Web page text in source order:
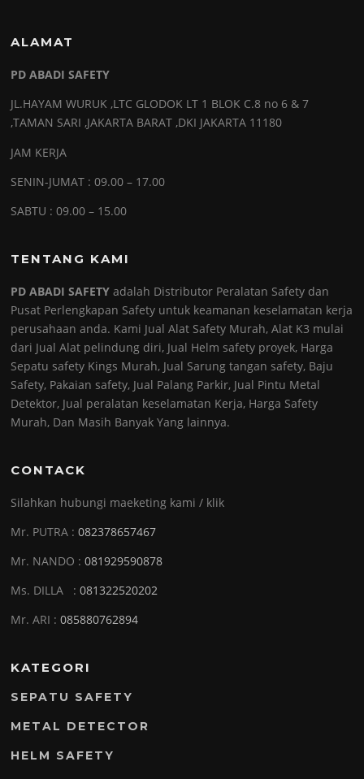
ALAMAT
PD ABADI SAFETY
JL.HAYAM WURUK ,LTC GLODOK LT 1 BLOK C.8 no 6 & 7
,TAMAN SARI ,JAKARTA BARAT ,DKI JAKARTA 11180
JAM KERJA
SENIN-JUMAT : 09.00 – 17.00
SABTU : 09.00 – 15.00
TENTANG KAMI
PD ABADI SAFETY adalah Distributor Peralatan Safety dan
Pusat Perlengkapan Safety untuk keamanan keselamatan kerja
perusahaan anda. Kami Jual Alat Safety Murah, Alat K3 mulai
dari Jual Alat pelindung diri, Jual Helm safety proyek, Harga
Sepatu safety Kings Murah, Jual Sarung tangan safety, Baju
Safety, Pakaian safety, Jual Palang Parkir, Jual Pintu Metal
Detektor, Jual peralatan keselamatan Kerja, Harga Safety
Murah, Dan Masih Banyak Yang lainnya.
CONTACK
Silahkan hubungi maeketing kami / klik
Mr. PUTRA :082378657467
Mr. NANDO :081929590878
Ms. DILLA :081322520202
Mr. ARI :085880762894
KATEGORI
SEPATU SAFETY
METAL DETECTOR
HELM SAFETY